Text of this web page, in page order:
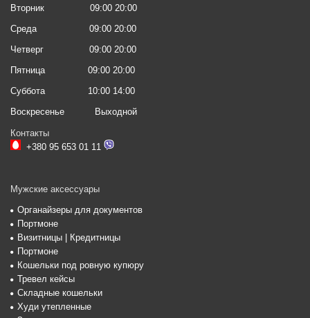
Вторник
09:00 20:00
Среда
09:00 20:00
Четверг
09:00 20:00
Пятница
09:00 20:00
Суббота
10:00 14:00
Воскресенье
Выходной
Контакты
+380 95 653 01 11
Мужские аксессуары
Органайзеры для документов
Портмоне
Визитницы | Кредитницы
Портмоне
Кошельки под ровную купюру
Тревел кейсы
Складные кошельки
Худи утепленные